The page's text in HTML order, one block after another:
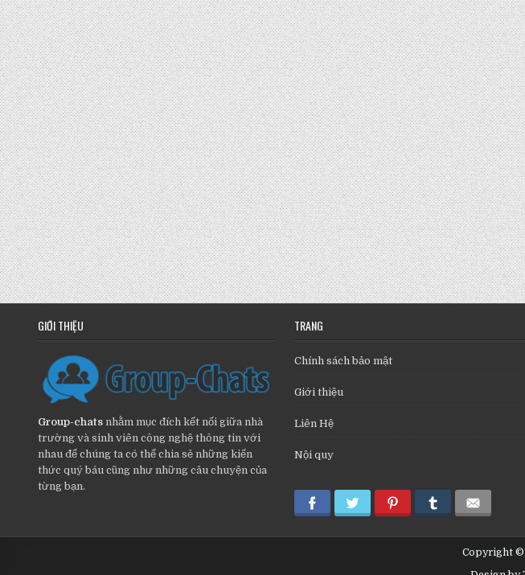
GIỚI THIỆU
Group-chats nhằm mục đích kết nối giữa nhà
trường và sinh viên công nghệ thông tin với
nhau để chúng ta có thể chia sẻ những kiến
thức quý báu cũng như những câu chuyện của
từng bạn.
TRANG
Chính sách bảo mật
Giới thiệu
Liên Hệ
Nội quy
Copyright ©